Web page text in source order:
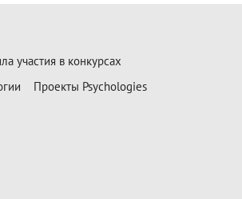
участия в конкурсах
Проекты Psychologies